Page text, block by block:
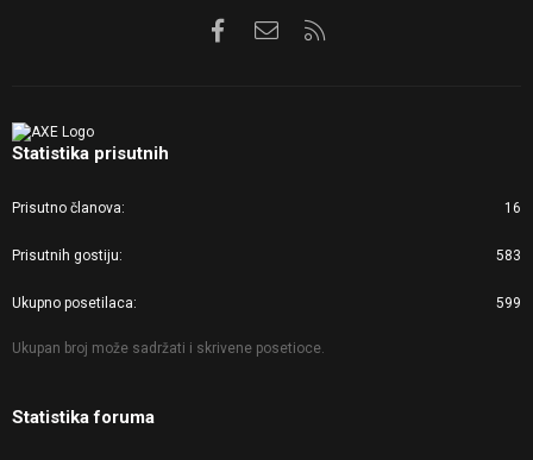
FacebookKontaktirajte nas
Statistika prisutnih
Prisutno članova 16
Prisutnih gostiju 583
Ukupno posetilaca 599
Ukupan broj može sadržati i skrivene posetioce.
Statistika foruma